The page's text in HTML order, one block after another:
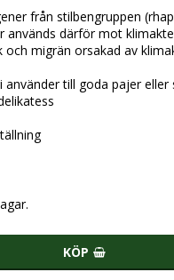
från stilbengruppen
används därför mot
migrän orsakad av
till goda pajer
KÖP